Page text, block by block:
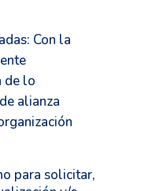
Con la
de lo
alianza
para solicitar,